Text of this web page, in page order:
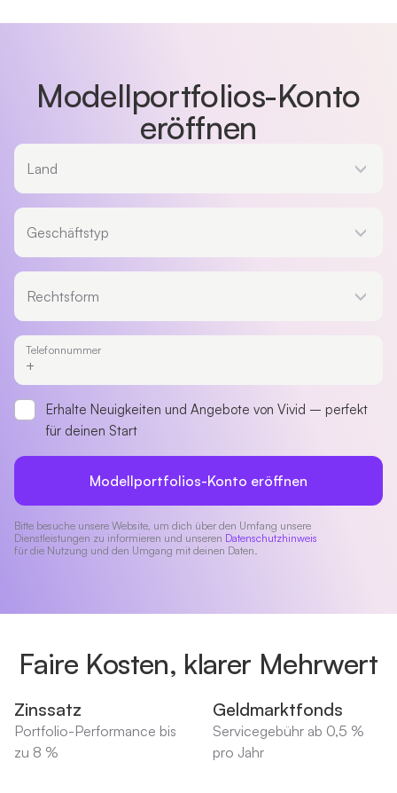
Modellportfolios-Konto
eröffnen
Land
Geschäftstyp
Rechtsform
Telefonnummer
Erhalte Neuigkeiten und Angebote von Vivid – perfekt
für deinen Start
Modellportfolios-Konto eröffnen
Bitte besuche unsere Website, um dich über den Umfang unsere
Dienstleistungen zu informieren und unseren Datenschutzhinweis
für die Nutzung und den Umgang mit deinen Daten.
Faire Kosten, klarer Mehrwert
Zinssatz
Portfolio-Performance bis
zu 8 %
Geldmarktfonds
Servicegebühr ab 0,5 %
pro Jahr